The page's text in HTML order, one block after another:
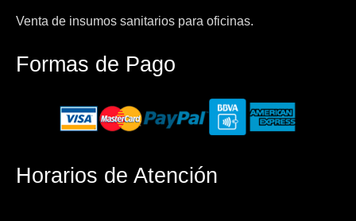
Venta de insumos sanitarios para oficinas.
Formas de Pago
Horarios de Atención